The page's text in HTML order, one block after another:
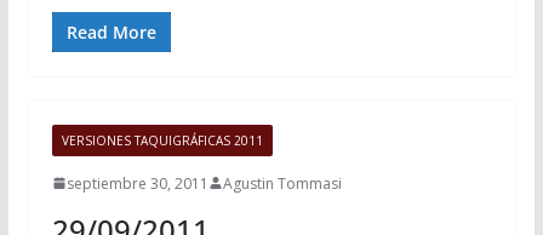
Read More
VERSIONES TAQUIGRÁFICAS 2011
septiembre 30, 2011 Agustin Tommasi